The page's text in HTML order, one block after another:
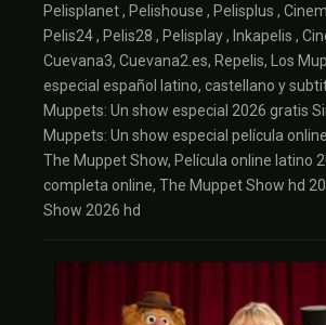
Pelisplanet , Pelishouse , Pelisplus ,
Pelis24 , Pelis28 , Pelisplay , Inkapelis ,
Cuevana3, Cuevana2.es, Repelis, Los
especial español latino, castellano y
Muppets: Un show especial 2026 gratis
Muppets: Un show especial película
The Muppet Show, Película online latino
completa online, The Muppet Show hd
Show 2026 hd